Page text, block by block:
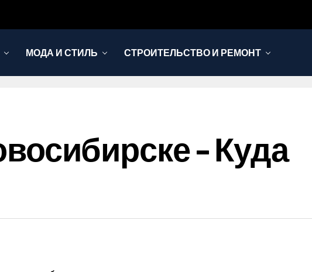
МОДА И СТИЛЬ СТРОИТЕЛЬСТВО И РЕМОНТ
– Куда